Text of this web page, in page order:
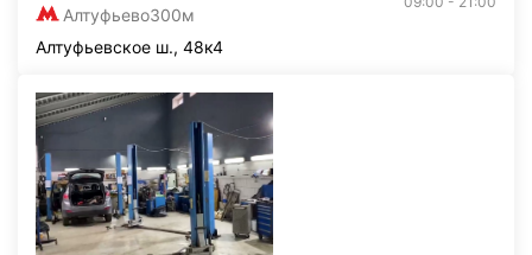
Алтуфьево300м
Алтуфьевское ш., 48к4